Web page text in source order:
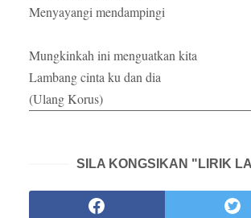
Menyayangi mendampingi
Mungkinkah ini menguatkan kita
Lambang cinta ku dan dia
(Ulang Korus)
SILA KONGSIKAN "LIRIK